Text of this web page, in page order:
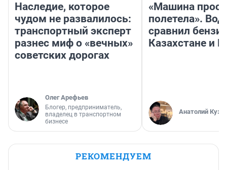
Наследие, которое
чудом не развалилось:
транспортный эксперт
разнес миф о «вечных»
советских дорогах
Олег Арефьев
Блогер, предприниматель,
владелец в транспортном
бизнесе
«Машина
полетела».
сравнил
Казахстане и
Анатолий
РЕКОМЕНДУЕМ